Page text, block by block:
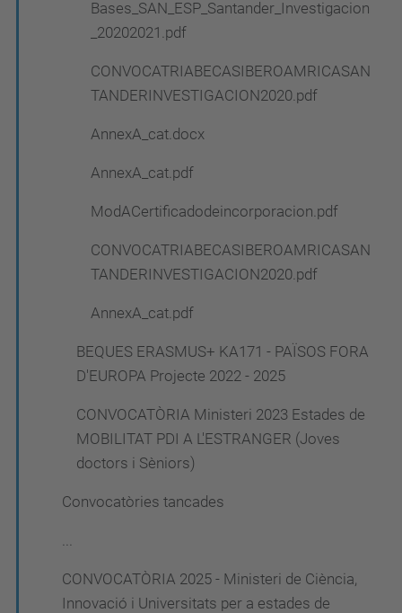
Bases_SAN_ESP_Santander_Investigacion
_20202021.pdf
CONVOCATRIABECASIBEROAMRICASAN
TANDERINVESTIGACION2020.pdf
AnnexA_cat.docx
AnnexA_cat.pdf
ModACertificadodeincorporacion.pdf
CONVOCATRIABECASIBEROAMRICASAN
TANDERINVESTIGACION2020.pdf
AnnexA_cat.pdf
BEQUES ERASMUS+ KA171 - PAÏSOS FORA
D'EUROPA Projecte 2022 - 2025
CONVOCATÒRIA Ministeri 2023 Estades de
MOBILITAT PDI A L'ESTRANGER (Joves
doctors i Sèniors)
Convocatòries tancades
...
CONVOCATÒRIA 2025 - Ministeri de Ciència,
Innovació i Universitats per a estades de